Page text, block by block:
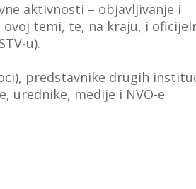
aktivnosti – objavljivanje i
temi, te, na kraju, i
u).
predstavnike drugih
urednike, medije i NVO-e